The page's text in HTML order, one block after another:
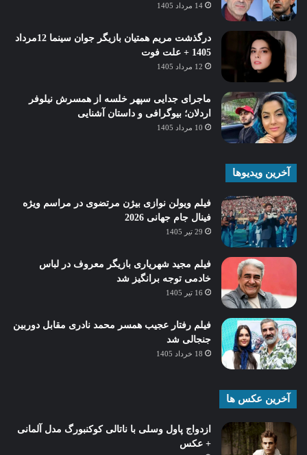
14 مرداد 1405
درگذشت مریم همتیان بازیگر جوان سینما 12مرداد
1405 + علت فوت
12 مرداد 1405
ماجرای جدایی سپهر خلسه از همسرش نیلوفر
اردلان؛ بیوگرافی و داستان آشنایی
10 مرداد 1405
آخرین ویدیوها
فیلم ویولن نوازی بیژن مرتضوی در مراسم ویژه
فینال جام جهانی 2026
29 تیر 1405
فیلم مجید شهریاری بازیگر معروف در لباس
خادمی توجه برانگیز شد
16 تیر 1405
فیلم رفتار عجیب همسر محمد نادری مقابل دوربین
جنجالی شد
18 خرداد 1405
آخرین عکس ها
ازدواج پاول وسلی با ناتالی کوکنبورگ مدل آلمانی
+ عکس